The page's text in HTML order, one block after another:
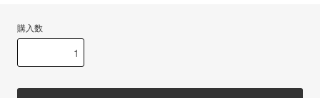
購入数